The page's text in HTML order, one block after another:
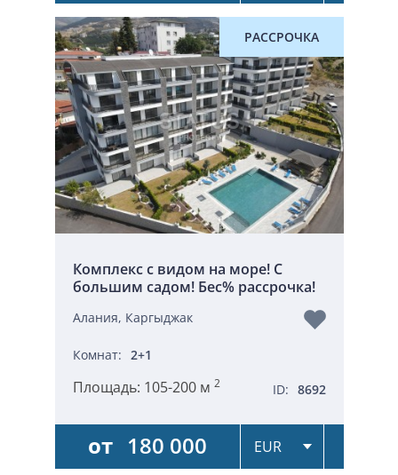
РАССРОЧКА
Комплекс с видом на море! С
большим садом! Бес% рассрочка!
Алания, Каргыджак
Комнат: 2+1
Площадь: 105-200 м 2 ID: 8692
от 180 000